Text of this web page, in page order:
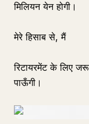
मिलियन येन होगी।
मेरे हिसाब से, मैं
रिटायरमेंट के लिए
पाऊँगी।